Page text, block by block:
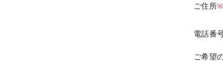
ご住所※
電話番
ご希望